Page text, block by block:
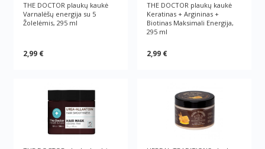
THE DOCTOR plaukų kaukė
Varnalėšų energija su 5
Žolelėmis, 295 ml
2,99 €
THE DOCTOR plaukų kaukė
Keratinas + Argininas +
Biotinas Maksimali Energija,
295 ml
2,99 €